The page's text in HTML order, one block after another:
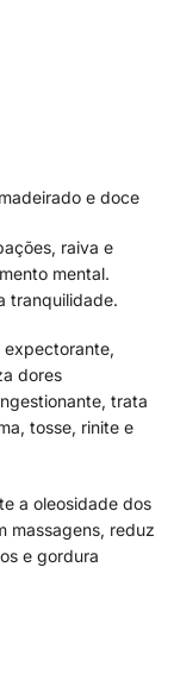
e doce
raiva e
mental.
tranquilidade.
expectorante,
dores
trata
tosse, rinite e
a oleosidade dos
massagens, reduz
e gordura